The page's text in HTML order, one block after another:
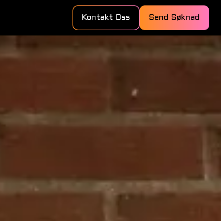
Kontakt Oss Send Søknad